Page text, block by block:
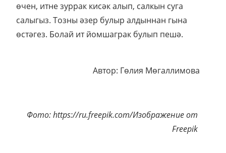
өчен, итне зуррак кисәк алып, салкын суга
салыгыз. Тозны әзер булыр алдыннан гына
өстәгез. Болай ит йомшаграк булып пешә.
Автор: Гөлия Мөгаллимова
Фото: https://ru.freepik.com/Изображение от
Freepik